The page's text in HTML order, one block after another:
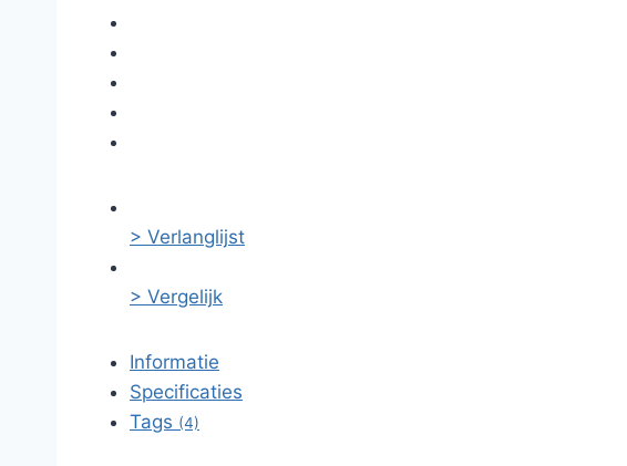
> Verlanglijst
> Vergelijk
Informatie
Specificaties
Tags (4)